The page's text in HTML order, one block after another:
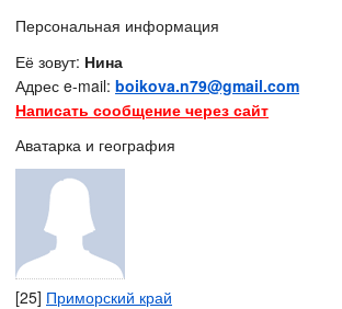
Персональная информация
Её зовут: Нина
Адрес e-mail: boikova.n79@gmail.com
Написать сообщение через сайт
Аватарка и география
[25] Приморский край